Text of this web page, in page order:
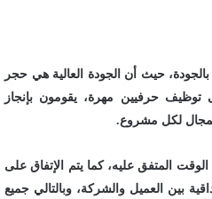
بالجودة، حيث أن الجودة العالية هي حجر
توظيف حرفيين مهرة، يقومون بإنجاز
لكل مشروع.
المتفق عليه، كما يتم الإتفاق على
بين العميل والشركة، وبالتالي جميع